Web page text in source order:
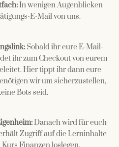
In wenigen Augenblicken
E-Mail von uns.
Sobald ihr eure E-Mail-
ihr zum Checkout von eurem
Hier tippt ihr dann eure
wir um sicherzustellen,
Bots seid.
Danach wird für euch
Zugriff auf die Lerninhalte